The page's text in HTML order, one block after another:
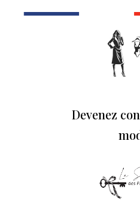
Devenez